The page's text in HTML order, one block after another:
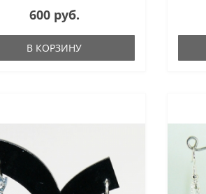
600 руб.
В КОРЗИНУ